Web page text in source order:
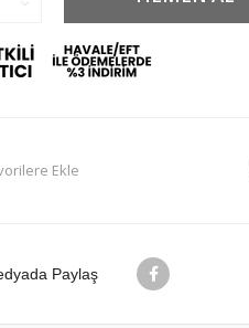
Ekle
Paylaş